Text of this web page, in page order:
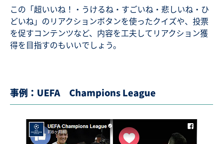
この「超いいね！・うけるね・すごいね・悲しいね・ひ
どいね」のリアクションボタンを使ったクイズや、投票
を促すコンテンツなど、内容を工夫してリアクション獲
得を目指すのもいいでしょう。
事例：UEFA Champions League